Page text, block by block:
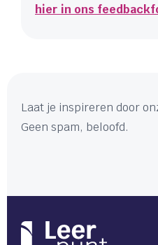
hier in ons
Laat je inspireren door
Geen spam, beloofd.